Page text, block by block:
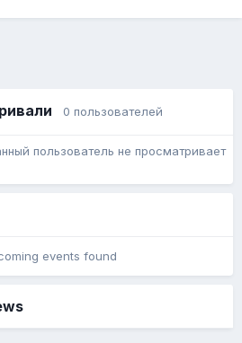
0 пользователей
пользователь не просматривает
events found